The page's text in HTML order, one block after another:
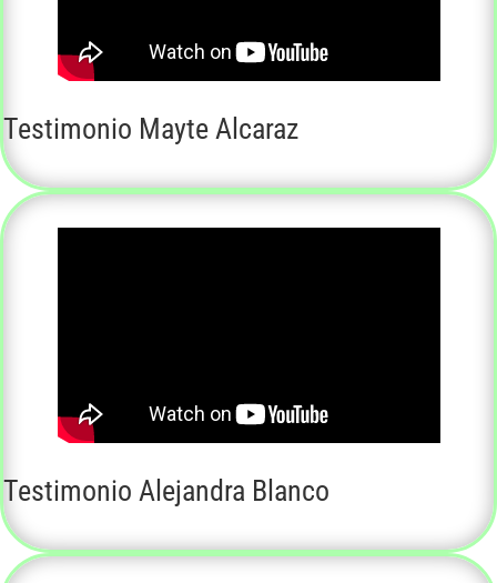
Testimonio Mayte Alcaraz
Testimonio Alejandra Blanco